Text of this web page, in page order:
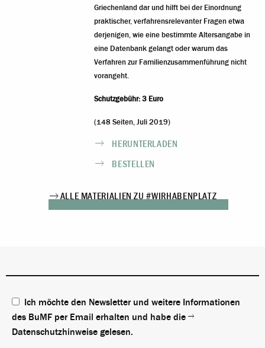
Griechenland dar und hilft bei der Einordnung
praktischer, verfahrensrelevanter Fragen etwa
derjenigen, wie eine bestimmte Altersangabe in
eine Datenbank gelangt oder warum das
Verfahren zur Familienzusammenführung nicht
vorangeht.
Schutzgebühr: 3 Euro
(148 Seiten, Juli 2019)
HERUNTERLADEN
BESTELLEN
ALLE MATERIALIEN ZU #WIRHABENPLATZ
Ich möchte den Newsletter und weitere Informationen
des BuMF per Email erhalten und habe die
Datenschutzhinweise gelesen.